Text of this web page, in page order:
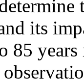
its
85